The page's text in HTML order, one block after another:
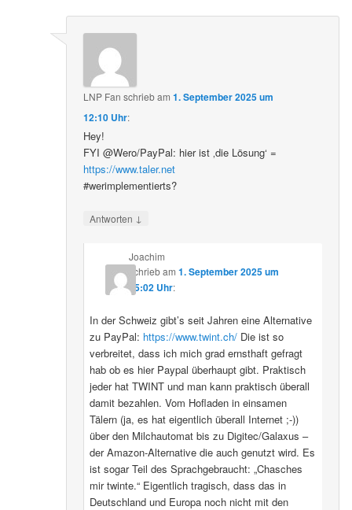
LNP Fan schriebam1. September 2025 um
12:10 Uhr:
Hey!
FYI @Wero/PayPal: hier ist ‚die Lösung‘ =
https://www.taler.net
#werimplementierts?
Antworten ↓
Joachim
schriebam 1. September 2025 um
15:02 Uhr:
In der Schweiz gibt’s seit Jahren eine Alternative
zu PayPal: https://www.twint.ch/Die ist so
verbreitet, dass ich mich grad ernsthaft gefragt
hab ob es hier Paypal überhaupt gibt. Praktisch
jeder hat TWINT und man kann praktisch überall
damit bezahlen. Vom Hofladen in einsamen
Tälern (ja, es hat eigentlich überall Internet ;-))
über den Milchautomat bis zu Digitec/Galaxus –
der Amazon-Alternative die auch genutzt wird. Es
ist sogar Teil des Sprachgebraucht: „Chasches
mir twinte.“ Eigentlich tragisch, dass das in
Deutschland und Europa noch nicht mit den